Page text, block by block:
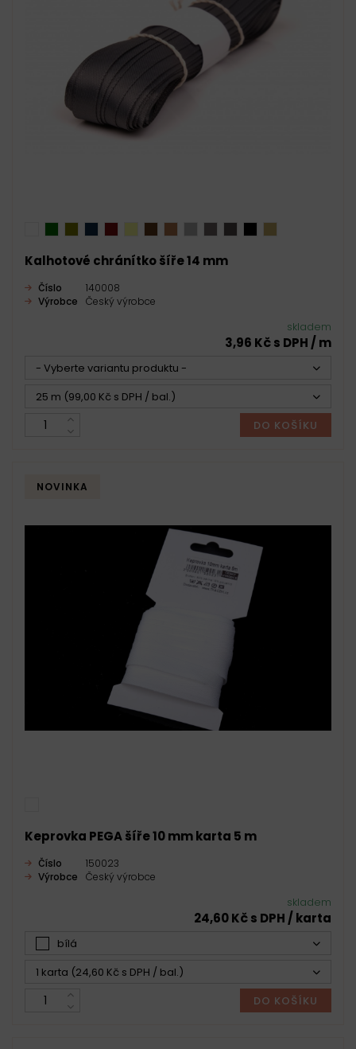
Kalhotové chránítko šíře 14 mm
Číslo
140008
Výrobce
Český výrobce
skladem
3,96 Kč s DPH / m
- Vyberte variantu produktu -
25 m (99,00 Kč s DPH / bal.)
DO KOŠÍKU
NOVINKA
Keprovka PEGA šíře 10 mm karta 5 m
Číslo
150023
Výrobce
Český výrobce
skladem
24,60 Kč s DPH / karta
bílá
1 karta (24,60 Kč s DPH / bal.)
DO KOŠÍKU